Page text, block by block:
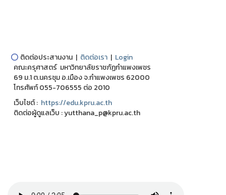
⭕ ติดต่อประสานงาน | ติดต่อเรา | Login
คณะครุศาสตร์ มหาวิทยาลัยราชภัฏกำแพงเพชร
69 ม.1 ต.นครชุม อ.เมือง จ.กำแพงเพชร 62000
โทรศัพท์ 055-706555 ต่อ 2010
เว็บไชต์ : https://edu.kpru.ac.th
ติดต่อผู้ดูแลเว็บ : yutthana_p@kpru.ac.th